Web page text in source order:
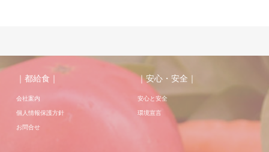
｜都給食｜
会社案内
個人情報保護方針
お問合せ
｜安心・安全｜
安心と安全
環境宣言